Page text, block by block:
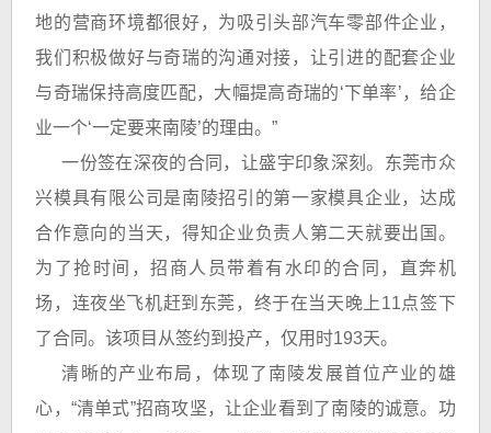
地的营商环境都很好，为吸引头部汽车零部件企业，
我们积极做好与奇瑞的沟通对接，让引进的配套企业
与奇瑞保持高度匹配，大幅提高奇瑞的‘下单率’，给企
业一个‘一定要来南陵’的理由。”
一份签在深夜的合同，让盛宇印象深刻。东莞市众
兴模具有限公司是南陵招引的第一家模具企业，达成
合作意向的当天，得知企业负责人第二天就要出国。
为了抢时间，招商人员带着有水印的合同，直奔机
场，连夜坐飞机赶到东莞，终于在当天晚上11点签下
了合同。该项目从签约到投产，仅用时193天。
清晰的产业布局，体现了南陵发展首位产业的雄
心，“清单式”招商攻坚，让企业看到了南陵的诚意。功